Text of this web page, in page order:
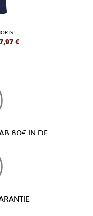
€
AB 80€ IN DE